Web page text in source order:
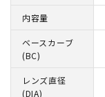
内容量
ベースカーブ
(BC)
レンズ直径
(DIA)